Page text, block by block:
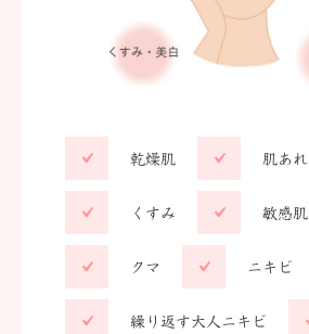
乾燥肌 肌あれ
くすみ 敏感肌
クマ ニキビ
繰り返す大人ニキビ